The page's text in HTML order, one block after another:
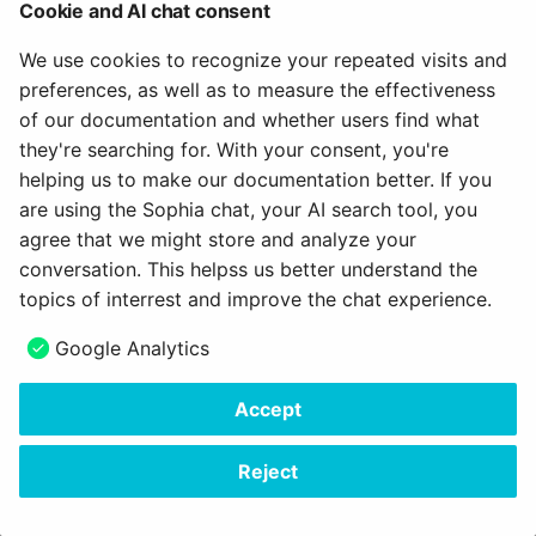
Wenn Sie die Bewertung mit dem Rubrik-Formular
online gemacht haben (Schritt 6a), sind bereits alle
Eintragungen in OpenOlat vorhanden und Sie können
sofort mit der Auswertung beginnen.
Wurde das Rubrik-Formular ausgedruckt, müssen
relevante Daten zuerst von den handschriftlichen
Notizen in OpenOlat übertragen werden.
wird automatisch als Summe oder Durchschnitt
übernommen. Bei Wahl der "Summe" werden die
Punkte, die pro Zeile vergeben werden, aufaddiert. Bei
Wahl "Durchschnitt" wird die Durchschnittsumme aller
Rubrik-Zeilen ermittelt. Alternativ kann auch eine
manuelle Punktevergabe gewählt oder ganz auf
Cookie and AI chat consent
We use cookies to recognize your repeated visits and
preferences, as well as to measure the effectiveness
of our documentation and whether users find what
they're searching for. With your consent, you're
helping us to make our documentation better. If you
are using the Sophia chat, your AI search tool, you
agree that we might store and analyze your
conversation. This helpss us better understand the
topics of interrest and improve the chat experience.
Google Analytics
Accept
Reject